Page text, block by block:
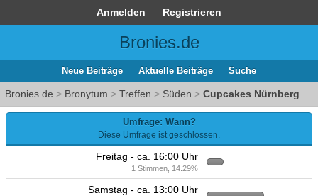
Anmelden Registrieren
Bronies.de
Neue Beiträge Aktuelle Beiträge Suche
Bronies.de > Bronytum > Treffen > Süden > Cupcakes Nürnberg
Umfrage: Wann?
Diese Umfrage ist geschlossen.
Freitag - ca. 16:00 Uhr
1 Stimmen, 14.29%
Samstag - ca. 13:00 Uhr